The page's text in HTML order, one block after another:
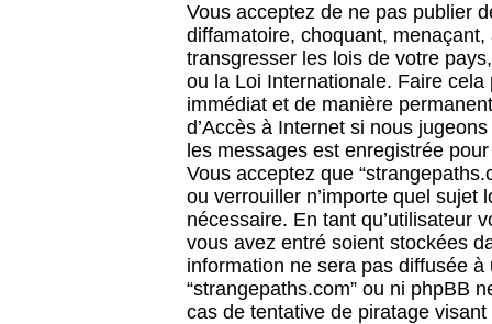
Vous acceptez de ne pas publier
diffamatoire, choquant,
transgresser les lois de votre
ou la Loi Internationale. Faire
immédiat et de manière
d’Accès à Internet si nous
les messages est enregistrée
Vous acceptez que
ou verrouiller n’importe quel sujet
nécessaire. En tant qu’utilisateur
vous avez entré soient stockées
information ne sera pas diffusée
“strangepaths.com” ou ni phpBB
cas de tentative de piratage